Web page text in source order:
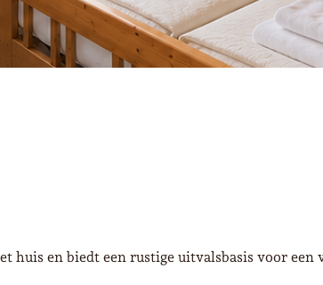
huis en biedt een rustige uitvalsbasis voor